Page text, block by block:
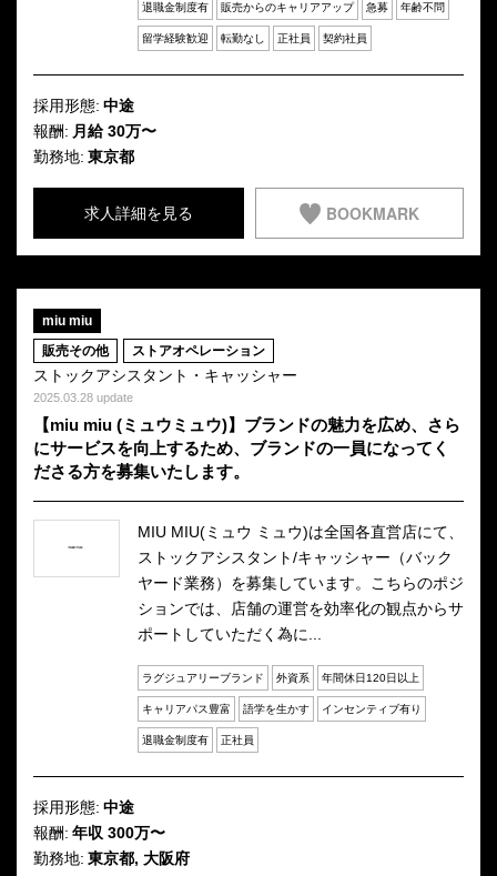
退職金制度有 販売からのキャリアアップ 急募 年齢不問
留学経験歓迎 転勤なし 正社員 契約社員
採用形態: 中途
報酬: 月給 30万〜
勤務地: 東京都
求人詳細を見る BOOKMARK
miu miu
販売その他
ストアオペレーション
ストックアシスタント・キャッシャー
2025.03.28 update
【miu miu (ミュウミュウ)】ブランドの魅力を広め、さら
にサービスを向上するため、ブランドの一員になってく
ださる方を募集いたします。
MIU MIU(ミュウ ミュウ)は全国各直営店にて、
ストックアシスタント/キャッシャー（バック
ヤード業務）を募集しています。こちらのポジ
ションでは、店舗の運営を効率化の観点からサ
ポートしていただく為に...
ラグジュアリーブランド 外資系 年間休日120日以上
キャリアパス豊富 語学を生かす インセンティブ有り
退職金制度有 正社員
採用形態: 中途
報酬: 年収 300万〜
勤務地: 東京都, 大阪府